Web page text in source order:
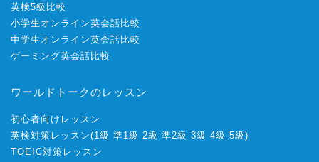
英検5級比較
小学生オンライン英会話比較
中学生オンライン英会話比較
ゲーミング英会話比較
ワールドトークのレッスン
初心者向けレッスン
英検対策レッスン(1級 準1級 2級 準2級 3級 4級 5級 )
TOEIC対策レッスン